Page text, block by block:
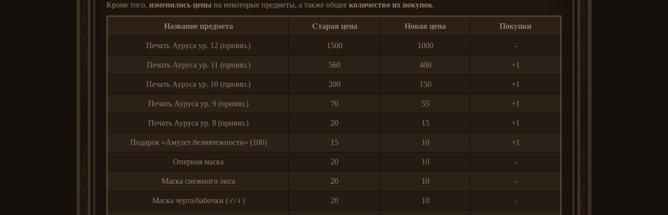
Кроме того, изменились цены на некоторые предметы, а также общее количество их покупок.
Название предмета Старая цена Новая цена Покупки
Печать Ауруса ур. 12 (привяз.) 1500 1000 -
Печать Ауруса ур. 11 (привяз.) 560 400 +1
Печать Ауруса ур. 10 (привяз.) 200 150 +1
Печать Ауруса ур. 9 (привяз.) 70 55 +1
Печать Ауруса ур. 8 (привяз.) 20 15 +1
Подарок «Амулет безмятежности» (100) 15 10 +1
Оперная маска 20 10 -
Маска снежного лиса 20 10 -
Маска черта/бабочки (♂/♀) 20 10 -